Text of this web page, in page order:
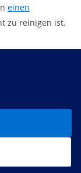
einen
zu reinigen ist.